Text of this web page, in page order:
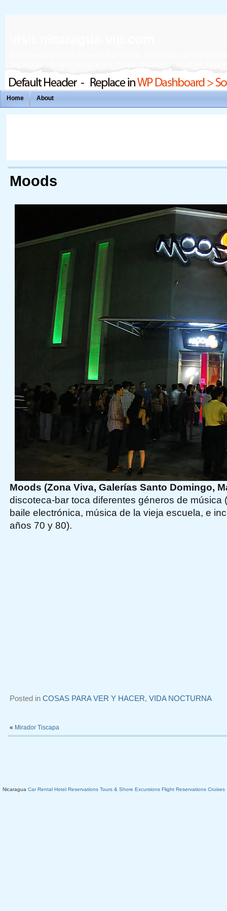
Home About
Moods
Moods (Zona Viva, Galerías Santo Domingo,
discoteca-bar toca diferentes géneros de música
baile electrónica, música de la vieja escuela, e
años 70 y 80).
Posted in COSAS PARA VER Y HACER, VIDA NOCTURNA
« Mirador Tiscapa
Nicaragua Car Rental Hotel Reservations Tours & Shore Excursions Flight Reservations Cruises